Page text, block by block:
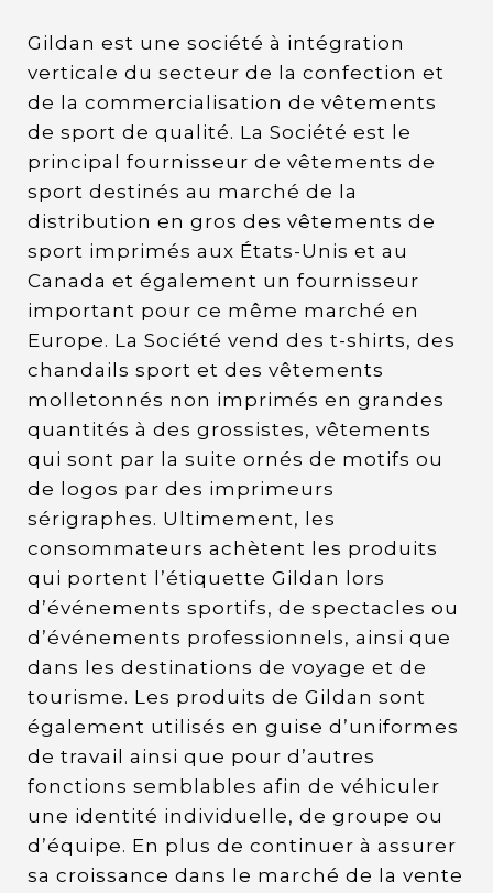
Gildan est une société à intégration
verticale du secteur de la confection et
de la commercialisation de vêtements
de sport de qualité. La Société est le
principal fournisseur de vêtements de
sport destinés au marché de la
distribution en gros des vêtements de
sport imprimés aux États-Unis et au
Canada et également un fournisseur
important pour ce même marché en
Europe. La Société vend des t-shirts, des
chandails sport et des vêtements
molletonnés non imprimés en grandes
quantités à des grossistes, vêtements
qui sont par la suite ornés de motifs ou
de logos par des imprimeurs
sérigraphes. Ultimement, les
consommateurs achètent les produits
qui portent l’étiquette Gildan lors
d’événements sportifs, de spectacles ou
d’événements professionnels, ainsi que
dans les destinations de voyage et de
tourisme. Les produits de Gildan sont
également utilisés en guise d’uniformes
de travail ainsi que pour d’autres
fonctions semblables afin de véhiculer
une identité individuelle, de groupe ou
d’équipe. En plus de continuer à assurer
sa croissance dans le marché de la vente